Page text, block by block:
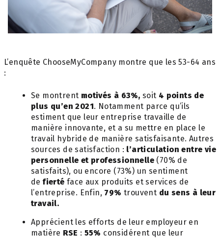
L’enquête ChooseMyCompany montre que les 53-64 ans
:
Se montrent motivés à 63%, soit 4 points de
plus qu’en 2021. Notamment parce qu’ils
estiment que leur entreprise travaille de
manière innovante, et a su mettre en place le
travail hybride de manière satisfaisante. Autres
sources de satisfaction : l’articulation entre vie
personnelle et professionnelle (70% de
satisfaits), ou encore (73%) un sentiment
defiertéface aux produits et services de
l’entreprise. Enfin, 79% trouvent du sens à leur
travail.
Apprécient les efforts de leur employeur en
matière RSE : 55% considérent que leur